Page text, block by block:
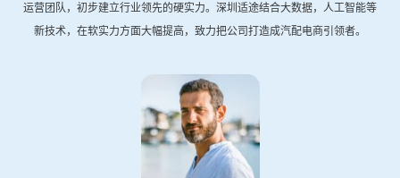
运营团队，初步建立行业领先的硬实力。深圳适途结合大数据，人工智能等
新技术，在软实力方面大幅提高，致力把公司打造成汽配电商引领者。